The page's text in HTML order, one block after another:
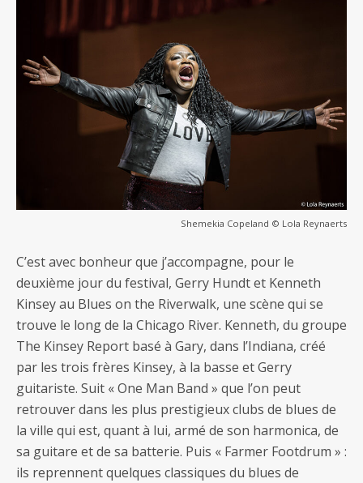
Shemekia Copeland © Lola Reynaerts
C’est avec bonheur que j’accompagne, pour le
deuxième jour du festival, Gerry Hundt et Kenneth
Kinsey au Blues on the Riverwalk, une scène qui se
trouve le long de la Chicago River. Kenneth, du groupe
The Kinsey Report basé à Gary, dans l’Indiana, créé
par les trois frères Kinsey, à la basse et Gerry
guitariste. Suit « One Man Band » que l’on peut
retrouver dans les plus prestigieux clubs de blues de
la ville qui est, quant à lui, armé de son harmonica, de
sa guitare et de sa batterie. Puis « Farmer Footdrum » :
ils reprennent quelques classiques du blues de